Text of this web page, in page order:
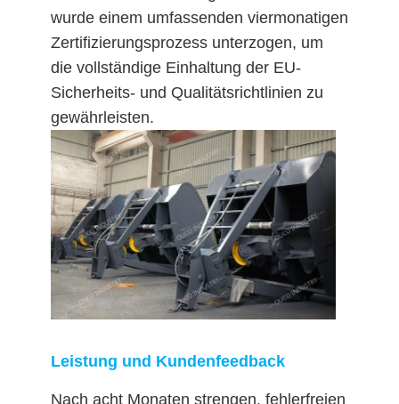
wurde einem umfassenden viermonatigen
Zertifizierungsprozess unterzogen, um
die vollständige Einhaltung der EU-
Sicherheits- und Qualitätsrichtlinien zu
gewährleisten.
Leistung und Kundenfeedback
Nach acht Monaten strengen, fehlerfreien